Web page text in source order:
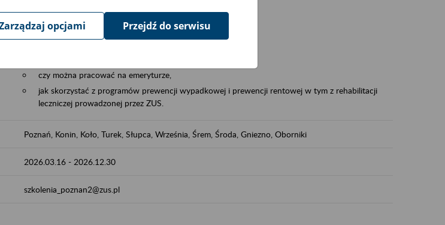
W ramach inicjatywy Aktywni 50+, ZUS edukuje:
czy można pracować na emeryturze,
jak skorzystać z programów prewencji wypadkowej i prewencji rentowej w tym z rehabilitacji
leczniczej prowadzonej przez ZUS.
Poznań, Konin, Koło, Turek, Słupca, Września, Śrem, Środa, Gniezno, Oborniki
2026.03.16 - 2026.12.30
szkolenia_poznan2@zus.pl
opcjami Przejdź do serwisu